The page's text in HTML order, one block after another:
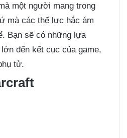
một người mang trong
mà các thế lực hắc ám
Bạn sẽ có những lựa
đến kết cục của game,
tử.